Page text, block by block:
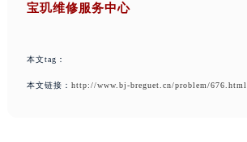
宝玑维修服务中心
本文tag：
本文链接： http://www.bj-breguet.cn/problem/676.html